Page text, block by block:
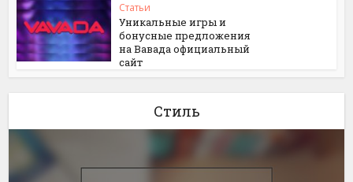
Статьи
Уникальные игры и
бонусные предложения
на Вавада официальный
сайт
Стиль